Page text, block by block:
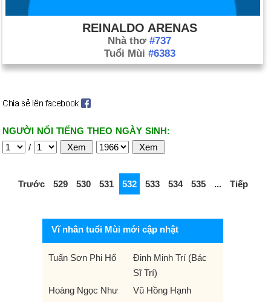
REINALDO ARENAS
Nhà thơ #737
Tuổi Mùi #6383
NGƯỜI NỔI TIẾNG THEO NGÀY SINH:
/
Trước 529 530 531 532 533 534 535 ... Tiếp
Vĩ nhân tuổi Mùi mới cập nhật
Tuấn Sơn Phi Hổ
Đinh Minh Trí (Bác
Sĩ Trí)
Hoàng Ngọc Như
Vũ Hồng Hạnh